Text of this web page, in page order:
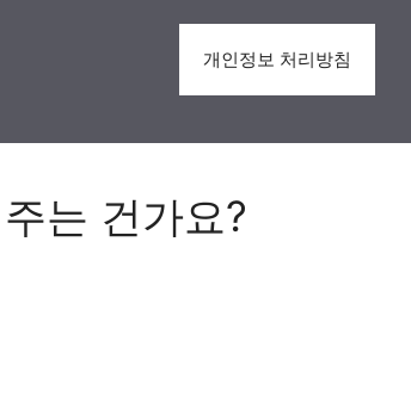
개인정보 처리방침
는 건가요?